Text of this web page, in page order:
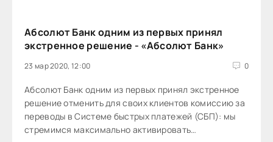
Абсолют Банк одним из первых принял
экстренное решение - «Абсолют Банк»
23 мар 2020, 12:00 0
Абсолют Банк одним из первых принял экстренное
решение отменить для своих клиентов комиссию за
переводы в Системе быстрых платежей (СБП): мы
стремимся максимально активировать